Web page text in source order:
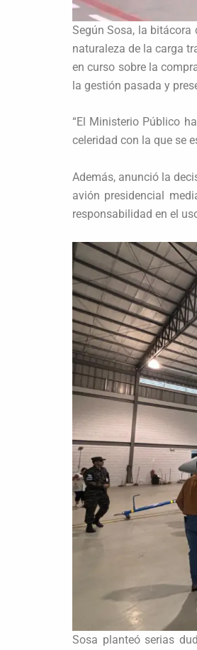
Según Sosa, la bitácora
naturaleza de la carga
en curso sobre la
la gestión pasada y
“El Ministerio Público
celeridad con la que se
Además, anunció la
avión presidencial
responsabilidad en el
Sosa planteó serias